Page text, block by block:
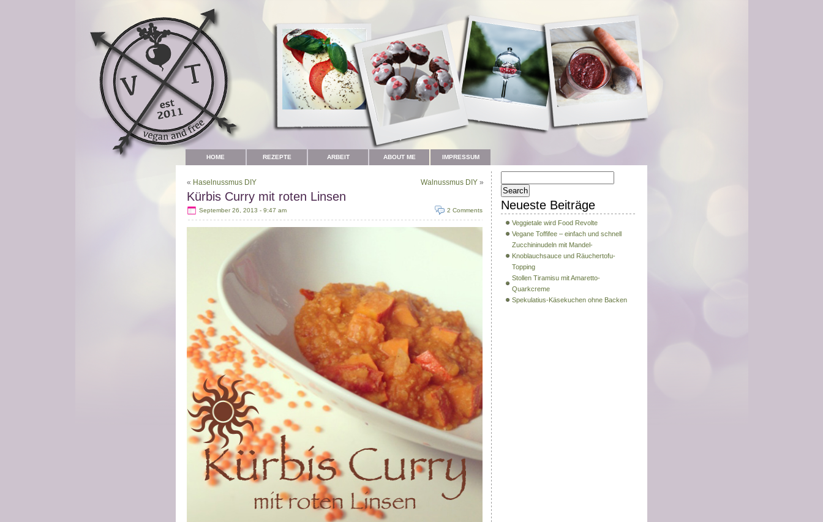
HOME REZEPTE ARBEIT ABOUT ME IMPRESSUM
« Haselnussmus DIY Walnussmus DIY »
Kürbis Curry mit roten Linsen
September 26, 2013 - 9:47 am 2 Comments Neueste Beiträge
Veggietale wird Food Revolte
Vegane Toffifee – einfach und schnell
Zucchininudeln mit Mandel-
Knoblauchsauce und Räuchertofu-
Topping
Stollen Tiramisu mit Amaretto-
Quarkcreme
Spekulatius-Käsekuchen ohne Backen